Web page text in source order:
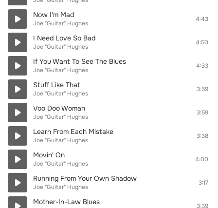
Now I'm Mad
Joe "Guitar" Hughes
4:43
I Need Love So Bad
Joe "Guitar" Hughes
4:50
If You Want To See The Blues
Joe "Guitar" Hughes
4:33
Stuff Like That
Joe "Guitar" Hughes
3:59
Voo Doo Woman
Joe "Guitar" Hughes
3:59
Learn From Each Mistake
Joe "Guitar" Hughes
3:38
Movin' On
Joe "Guitar" Hughes
4:00
Running From Your Own Shadow
Joe "Guitar" Hughes
3:17
Mother-In-Law Blues 3:39